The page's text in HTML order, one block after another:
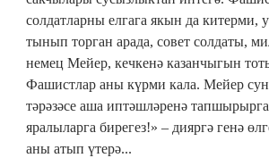
солдатларны елгага якын да китерми,
тынып торган арада, совет солдаты,
немец Мейер, кечкенә казанчыгын
Фашистлар аны күрми кала. Мейер
тәрәзәсе аша иптәшләренә
яралыларга бирегез!» – дияргә генә
аны атып үтерә...